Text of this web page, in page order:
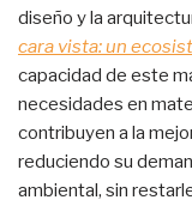
diseño y la
cara vista: un
capacidad de este
necesidades en
contribuyen a la
reduciendo su
ambiental, sin